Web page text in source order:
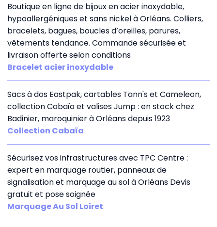
Boutique en ligne de bijoux en acier inoxydable,
hypoallergéniques et sans nickel à Orléans. Colliers,
bracelets, bagues, boucles d’oreilles, parures,
vêtements tendance. Commande sécurisée et
livraison offerte selon conditions
Bracelet acier inoxydable
Sacs à dos Eastpak, cartables Tann's et Cameleon,
collection Cabaïa et valises Jump : en stock chez
Badinier, maroquinier à Orléans depuis 1923
Collection Cabaïa
Sécurisez vos infrastructures avec TPC Centre :
expert en marquage routier, panneaux de
signalisation et marquage au sol à Orléans Devis
gratuit et pose soignée
Marquage Au Sol Loiret